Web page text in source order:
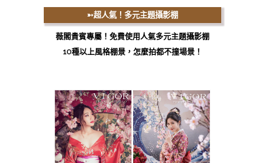
➳超人氣！多元主題攝影棚
薇閣貴賓專屬！免費使用人氣多元主題攝影棚
10種以上風格棚景，怎麼拍都不撞場景！